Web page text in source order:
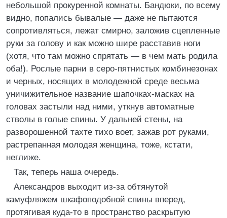
небольшой прокуренной комнаты. Бандюки, по всему
видно, попались бывалые — даже не пытаются
сопротивляться, лежат смирно, заложив сцепленные
руки за голову и как можно шире расставив ноги
(хотя, что там можно спрятать — в чем мать родила
оба!). Рослые парни в серо-пятнистых комбинезонах
и черных, носящих в молодежной среде весьма
уничижительное название шапочках-масках на
головах застыли над ними, уткнув автоматные
стволы в голые спины. У дальней стены, на
разворошенной тахте тихо воет, зажав рот руками,
растрепанная молодая женщина, тоже, кстати,
неглиже.
Так, теперь наша очередь.
Александров выходит из-за обтянутой
камуфляжем шкафоподобной спины вперед,
протягивая куда-то в пространство раскрытую